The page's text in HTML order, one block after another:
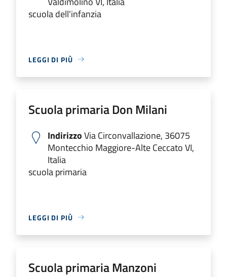
scuola dell'infanzia
LEGGI DI PIÙ
Scuola primaria Don Milani
IndirizzoVia Circonvallazione, 36075
Montecchio Maggiore-Alte Ceccato VI,
Italia
scuola primaria
LEGGI DI PIÙ
Scuola primaria Manzoni